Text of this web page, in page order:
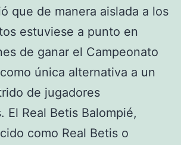
que de manera aislada a los
estuviese a punto en
de ganar el Campeonato
única alternativa a un
de jugadores
El Real Betis Balompié,
como Real Betis o